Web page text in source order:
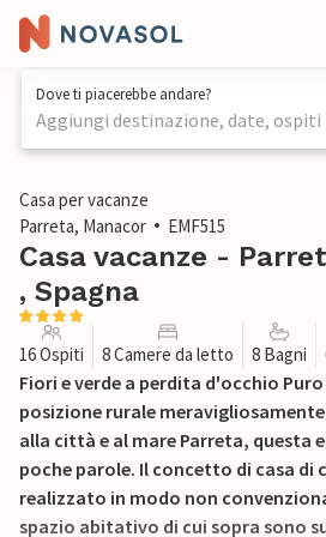
Dove ti piacerebbe andare?
Aggiungi destinazione, date, ospiti
1 / 52
Casa per vacanze
Parreta, Manacor
EMF515
Casa vacanze -
, Spagna
16 Ospiti 8 Camere da letto 8 Bagni
Fiori e verde a perdita d'occhio
posizione rurale
alla città e al mare Parreta, questa
poche parole. Il concetto di casa di
realizzato in modo non
spazio abitativo di cui sopra sono